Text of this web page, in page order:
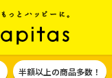
ポイント
半額以上の商品多数！